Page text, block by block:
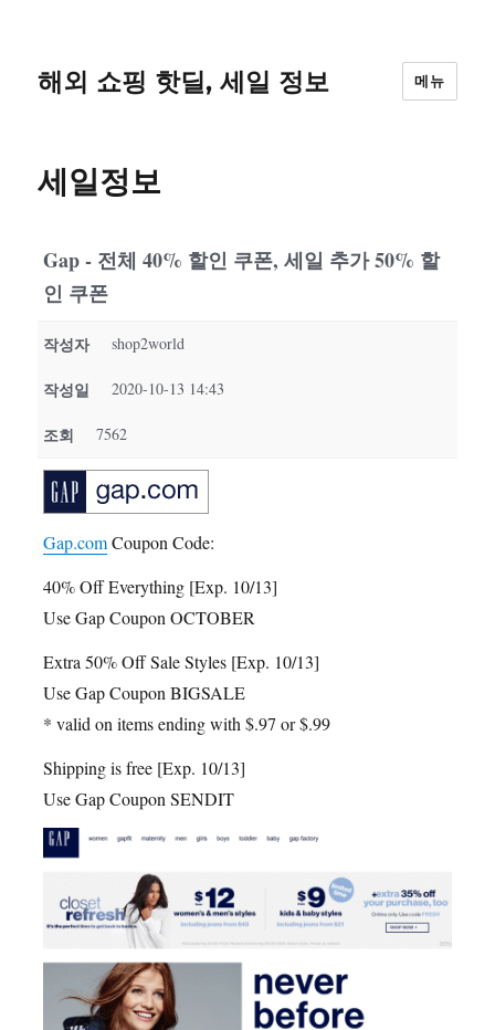
해외 쇼핑 핫딜, 세일 정보 메뉴
세일정보
Gap - 전체 40% 할인 쿠폰, 세일 추가 50% 할
인 쿠폰
작성자 shop2world
작성일 2020-10-13 14:43
조회 7562
Gap.comCoupon Code:
40% Off Everything [Exp. 10/13]
Use Gap Coupon OCTOBER
Extra 50% Off Sale Styles [Exp. 10/13]
Use Gap Coupon BIGSALE
* valid on items ending with $.97 or $.99
Shipping is free [Exp. 10/13]
Use Gap Coupon SENDIT